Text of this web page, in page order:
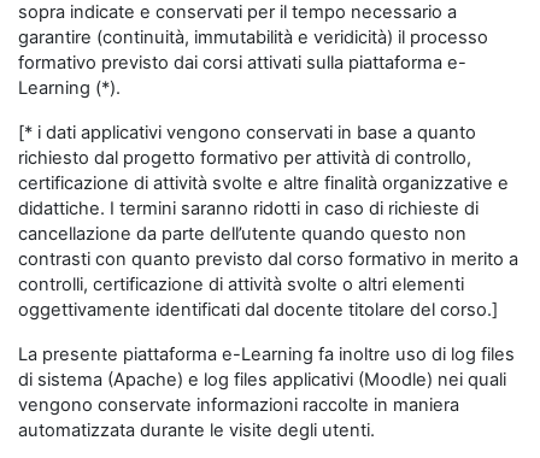
sopra indicate e conservati per il tempo necessario a
garantire (continuità, immutabilità e veridicità) il processo
formativo previsto dai corsi attivati sulla piattaforma e-
Learning (*).
[* i dati applicativi vengono conservati in base a quanto
richiesto dal progetto formativo per attività di controllo,
certificazione di attività svolte e altre finalità organizzative e
didattiche. I termini saranno ridotti in caso di richieste di
cancellazione da parte dell’utente quando questo non
contrasti con quanto previsto dal corso formativo in merito a
controlli, certificazione di attività svolte o altri elementi
oggettivamente identificati dal docente titolare del corso.]
La presente piattaforma e-Learning fa inoltre uso di log files
di sistema (Apache) e log files applicativi (Moodle) nei quali
vengono conservate informazioni raccolte in maniera
automatizzata durante le visite degli utenti.